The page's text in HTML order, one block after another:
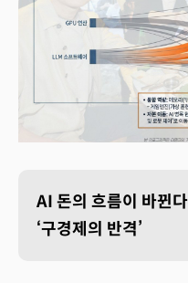
AI 돈의 흐름이 바뀐
‘구경제의 반격’